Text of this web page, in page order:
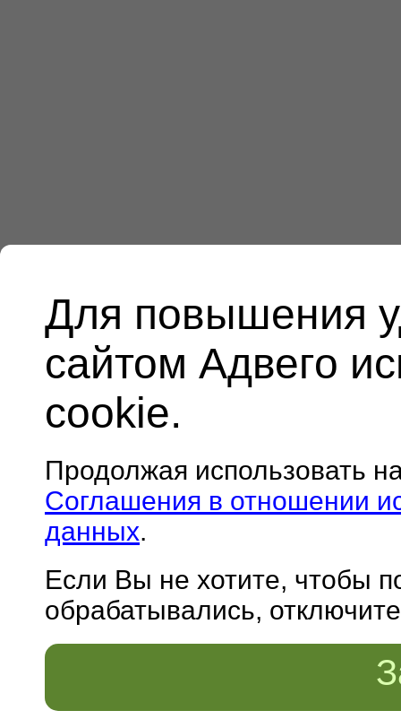
Для повышения
сайтом Адвего
cookie.
Продолжая использовать
Соглашения в отношении
данных.
Если Вы не хотите, чтобы
обрабатывались,